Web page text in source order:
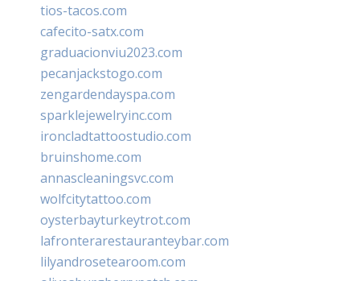
tios-tacos.com
cafecito-satx.com
graduacionviu2023.com
pecanjackstogo.com
zengardendayspa.com
sparklejewelryinc.com
ironcladtattoostudio.com
bruinshome.com
annascleaningsvc.com
wolfcitytattoo.com
oysterbayturkeytrot.com
lafronterarestauranteybar.com
lilyandrosetearoom.com